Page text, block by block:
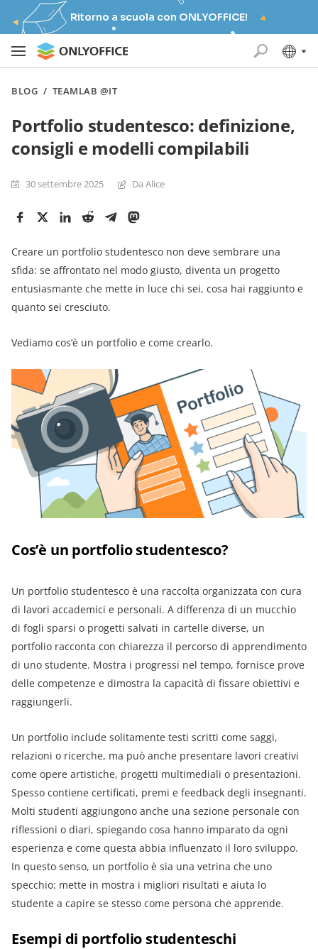
Ritorno a scuola con ONLYOFFICE!
BLOG / TEAMLAB @IT
Portfolio studentesco: definizione,
consigli e modelli compilabili
30 settembre 2025 Da Alice
Creare un portfolio studentesco non deve sembrare una
sfida: se affrontato nel modo giusto, diventa un progetto
entusiasmante che mette in luce chi sei, cosa hai raggiunto e
quanto sei cresciuto.
Vediamo cos’è un portfolio e come crearlo.
Cos’è un portfolio studentesco?
Un portfolio studentesco è una raccolta organizzata con cura
di lavori accademici e personali. A differenza di un mucchio
di fogli sparsi o progetti salvati in cartelle diverse, un
portfolio racconta con chiarezza il percorso di apprendimento
di uno studente. Mostra i progressi nel tempo, fornisce prove
delle competenze e dimostra la capacità di fissare obiettivi e
raggiungerli.
Un portfolio include solitamente testi scritti come saggi,
relazioni o ricerche, ma può anche presentare lavori creativi
come opere artistiche, progetti multimediali o presentazioni.
Spesso contiene certificati, premi e feedback degli insegnanti.
Molti studenti aggiungono anche una sezione personale con
riflessioni o diari, spiegando cosa hanno imparato da ogni
esperienza e come questa abbia influenzato il loro sviluppo.
In questo senso, un portfolio è sia una vetrina che uno
specchio: mette in mostra i migliori risultati e aiuta lo
studente a capire se stesso come persona che apprende.
Esempi di portfolio studenteschi